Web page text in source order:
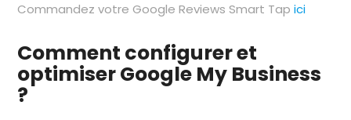
Commandez votre Google Reviews Smart Tapici
Comment configurer et
optimiser Google My Business
?